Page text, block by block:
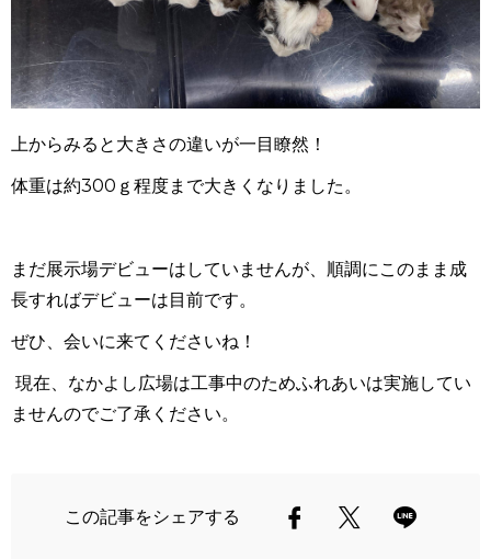
上からみると大きさの違いが一目瞭然！
体重は約300 ｇ程度まで大きくなりました。
まだ展示場デビューはしていませんが、順調にこのまま成
長すればデビューは目前です。
ぜひ、会いに来てくださいね！
現在、なかよし広場は工事中のためふれあいは実施してい
ませんのでご了承ください。
この記事をシェアする